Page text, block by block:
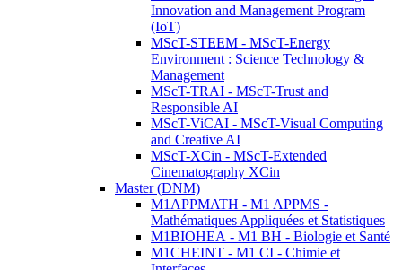
Innovation and Management Program
(IoT)
MScT-STEEM - MScT-Energy
Environment : Science Technology &
Management
MScT-TRAI - MScT-Trust and
Responsible AI
MScT-ViCAI - MScT-Visual Computing
and Creative AI
MScT-XCin - MScT-Extended
Cinematography XCin
Master (DNM)
M1APPMATH - M1 APPMS -
Mathématiques Appliquées et Statistiques
M1BIOHEA - M1 BH - Biologie et Santé
M1CHEINT - M1 CI - Chimie et